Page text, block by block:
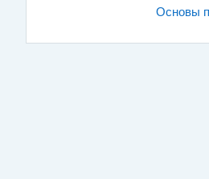
Основы